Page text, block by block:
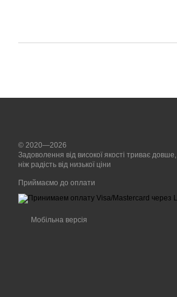
© 2020—2026
Задоволення від високої якості триває довше,
ніж радість від низької ціни
Приймаємо до оплати
Мобільна версія